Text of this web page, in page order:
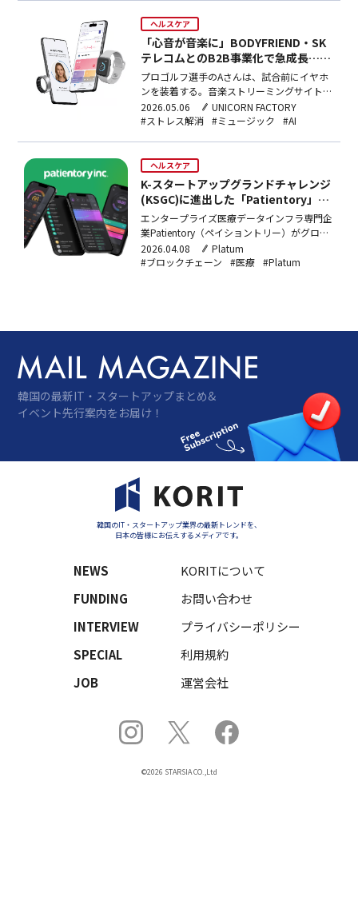
は1,500億ウォン（約160億円）と評価さ…
ヘルスケア
「心音が音楽に」BODYFRIEND・SK
テレコムとのB2B事業化で急成長…ス
トレスソリューションが42.5億ウォン
調達
プロゴルフ選手のAさんは、試合前にイヤホ
ンを装着する。音楽ストリーミングサイトの
プレイリストを流すのではない。自身の心拍
数74bpm、心電図（ECG）の波形に合わせ
緊張をほぐすためだ。プロバスケットボール
チームのソウル…
2026.05.06
UNICORN FACTORY
#ストレス解消 #ミュージック #AI
ヘルスケア
K-スタートアップグランドチャレンジ
(KSGC)に進出した「Patientory」、
50万ドルの資金調達
エンタープライズ医療データインフラ専門企
業Patientory（ペイショントリー）がグロー
バルベンチャーキャピタル(VC)の
EthAumVenturePartners（イスアムベンチャ
2026.04.08
Platum
#ブロックチェーン
#医療 #Platum
韓国の最新IT・スタートアップまとめ&
イベント先行案内をお届け！
韓国のIT・スタートアップ業界の最新トレンドを、
日本の皆様にお伝えするメディアです。
NEWS
FUNDING
INTERVIEW
SPECIAL
JOB
KORITについて
お問い合わせ
プライバシーポリシー
利用規約
運営会社
©2026 STARSIA CO.,Ltd